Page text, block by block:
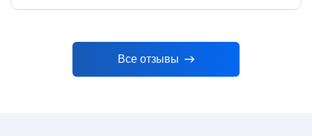
Все отзывы